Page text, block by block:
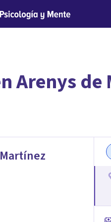
adecuado?
Arenys de